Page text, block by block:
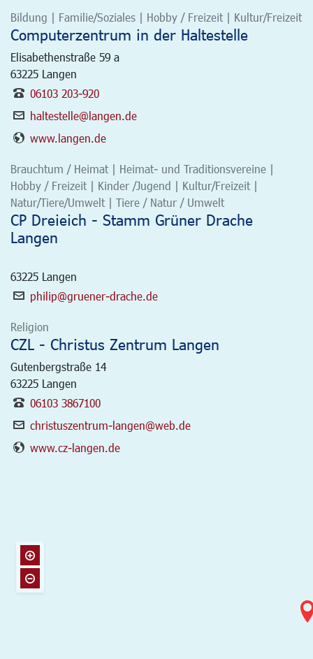
Bildung | Familie/Soziales | Hobby / Freizeit | Kultur/Freizeit
Computerzentrum in der Haltestelle
Elisabethenstraße 59 a
63225 Langen
06103 203-920
haltestelle@langen.de
www.langen.de
Brauchtum / Heimat | Heimat- und Traditionsvereine |
Hobby / Freizeit | Kinder /Jugend | Kultur/Freizeit |
Natur/Tiere/Umwelt | Tiere / Natur / Umwelt
CP Dreieich - Stamm Grüner Drache
Langen
63225 Langen
philip@gruener-drache.de
Religion
CZL - Christus Zentrum Langen
Gutenbergstraße 14
63225 Langen
06103 3867100
christuszentrum-langen@web.de
www.cz-langen.de